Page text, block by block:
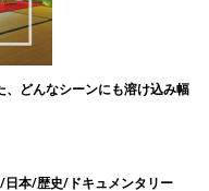
どんなシーンにも溶け込み幅
本/歴史/ドキュメンタリー